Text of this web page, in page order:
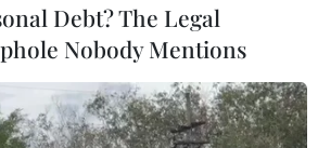
khi tắm biển tại Quảng
Debt? The Legal
Nobody Mentions